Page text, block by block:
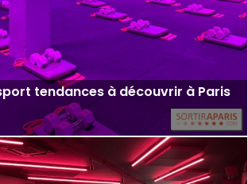
tendances à découvrir à Paris